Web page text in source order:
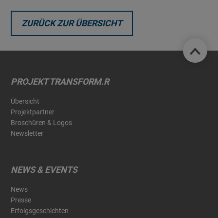
ZURÜCK ZUR ÜBERSICHT
PROJEKT TRANSFORM.R
Übersicht
Projektpartner
Broschüren & Logos
Newsletter
NEWS & EVENTS
News
Presse
Erfolgsgeschichten